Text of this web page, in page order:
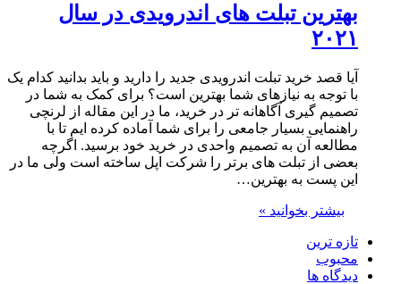
بهترین تبلت های اندرویدی در سال
۲۰۲۱
آیا قصد خرید تبلت اندرویدی جدید را دارید و باید بدانید کدام یک
با توجه به نیازهای شما بهترین است؟ برای کمک به شما در
تصمیم گیری آگاهانه تر در خرید، ما در این مقاله از لرنچی
راهنمایی بسیار جامعی را برای شما آماده کرده ایم تا با
مطالعه آن به تصمیم واحدی در خرید خود برسید. اگرچه
بعضی از تبلت های برتر را شرکت اپل ساخته است ولی ما در
این پست به بهترین…
بیشتر بخوانید »
تازه ترین
محبوب
دیدگاه ها